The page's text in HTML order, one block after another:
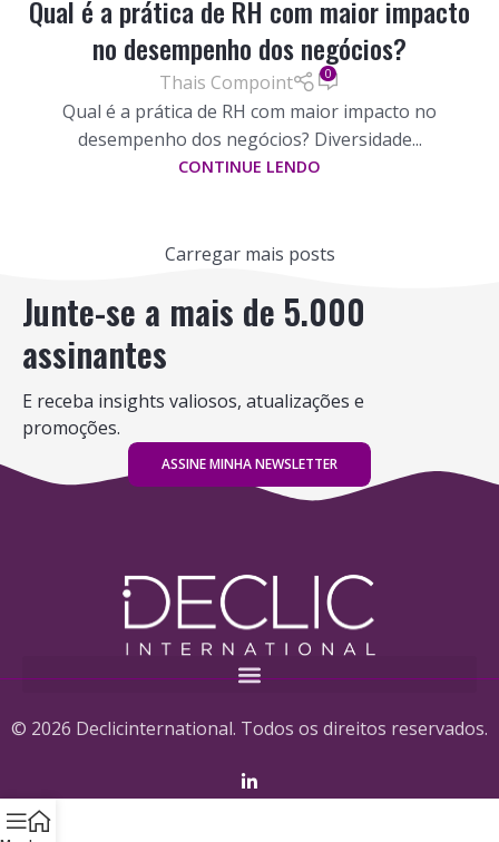
FORAQual é a prática de RH com maior impacto
no desempenho dos negócios?
Thais Compoint 0
Qual é a prática de RH com maior impacto no
desempenho dos negócios? Diversidade...
CONTINUE LENDO
Carregar mais posts
Junte-se a mais de 5.000
assinantes
E receba insights valiosos, atualizações e
promoções.
ASSINE MINHA NEWSLETTER
© 2026 Declicinternational. Todos os direitos reservados.